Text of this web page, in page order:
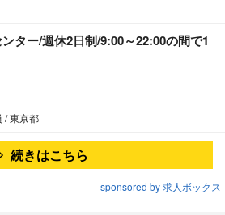
ター/週休2日制/9:00～22:00の間で1
/ 東京都
続きはこちら
sponsored by 求人ボックス